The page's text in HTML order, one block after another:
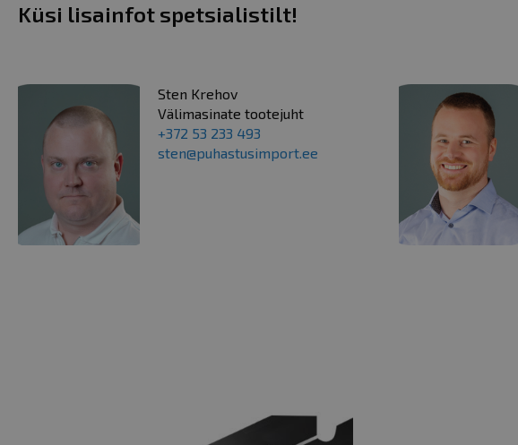
Küsi lisainfot spetsialistilt!
Sten Krehov
Välimasinate tootejuht
+372 53 233 493
sten@puhastusimport.ee